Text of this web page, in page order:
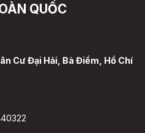
QUỐC
Cư Đại Hải, Bà Điểm, Hồ Chí